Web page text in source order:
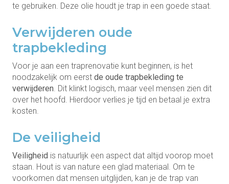
te gebruiken. Deze olie houdt je trap in een goede staat.
Verwijderen oude
trapbekleding
Voor je aan een traprenovatie kunt beginnen, is het
noodzakelijk om eerst de oude trapbekleding te
verwijderen. Dit klinkt logisch, maar veel mensen zien dit
over het hoofd. Hierdoor verlies je tijd en betaal je extra
kosten.
De veiligheid
Veiligheid is natuurlijk een aspect dat altijd voorop moet
staan. Hout is van nature een glad materiaal. Om te
voorkomen dat mensen uitglijden, kan je de trap van